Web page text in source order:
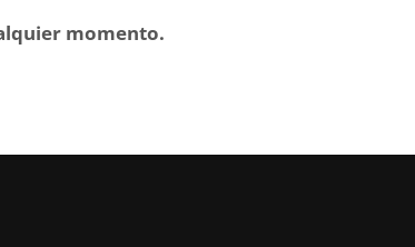
momento.